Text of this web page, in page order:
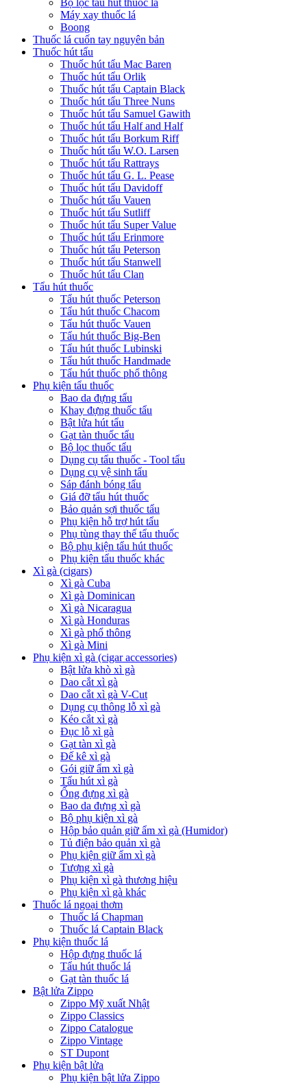
Bộ lọc tẩu hút thuốc lá
Máy xay thuốc lá
Boong
Thuốc lá cuốn tay nguyên bản
Thuốc hút tẩu
Thuốc hút tẩu Mac Baren
Thuốc hút tẩu Orlik
Thuốc hút tẩu Captain Black
Thuốc hút tẩu Three Nuns
Thuốc hút tẩu Samuel Gawith
Thuốc hút tẩu Half and Half
Thuốc hút tẩu Borkum Riff
Thuốc hút tẩu W.O. Larsen
Thuốc hút tẩu Rattrays
Thuốc hút tẩu G. L. Pease
Thuốc hút tẩu Davidoff
Thuốc hút tẩu Vauen
Thuốc hút tẩu Sutliff
Thuốc hút tẩu Super Value
Thuốc hút tẩu Erinmore
Thuốc hút tẩu Peterson
Thuốc hút tẩu Stanwell
Thuốc hút tẩu Clan
Tẩu hút thuốc
Tẩu hút thuốc Peterson
Tẩu hút thuốc Chacom
Tẩu hút thuốc Vauen
Tẩu hút thuốc Big-Ben
Tẩu hút thuốc Lubinski
Tẩu hút thuốc Handmade
Tẩu hút thuốc phổ thông
Phụ kiện tẩu thuốc
Bao da đựng tẩu
Khay đựng thuốc tẩu
Bật lửa hút tẩu
Gạt tàn thuốc tẩu
Bộ lọc thuốc tẩu
Dụng cụ tẩu thuốc - Tool tẩu
Dụng cụ vệ sinh tẩu
Sáp đánh bóng tẩu
Giá đỡ tẩu hút thuốc
Bảo quản sợi thuốc tẩu
Phụ kiện hỗ trợ hút tẩu
Phụ tùng thay thế tẩu thuốc
Bộ phụ kiện tẩu hút thuốc
Phụ kiện tẩu thuốc khác
Xì gà (cigars)
Xì gà Cuba
Xì gà Dominican
Xì gà Nicaragua
Xì gà Honduras
Xì gà phổ thông
Xì gà Mini
Phụ kiện xì gà (cigar accessories)
Bật lửa khò xì gà
Dao cắt xì gà
Dao cắt xì gà V-Cut
Dụng cụ thông lỗ xì gà
Kéo cắt xì gà
Đục lỗ xì gà
Gạt tàn xì gà
Đế kê xì gà
Gói giữ ẩm xì gà
Tẩu hút xì gà
Ống đựng xì gà
Bao da đựng xì gà
Bộ phụ kiện xì gà
Hộp bảo quản giữ ẩm xì gà (Humidor)
Tủ điện bảo quản xì gà
Phụ kiện giữ ẩm xì gà
Tượng xì gà
Phụ kiện xì gà thương hiệu
Phụ kiện xì gà khác
Thuốc lá ngoại thơm
Thuốc lá Chapman
Thuốc lá Captain Black
Phụ kiện thuốc lá
Hộp đựng thuốc lá
Tẩu hút thuốc lá
Gạt tàn thuốc lá
Bật lửa Zippo
Zippo Mỹ xuất Nhật
Zippo Classics
Zippo Catalogue
Zippo Vintage
ST Dupont
Phụ kiện bật lửa
Phụ kiện bật lửa Zippo